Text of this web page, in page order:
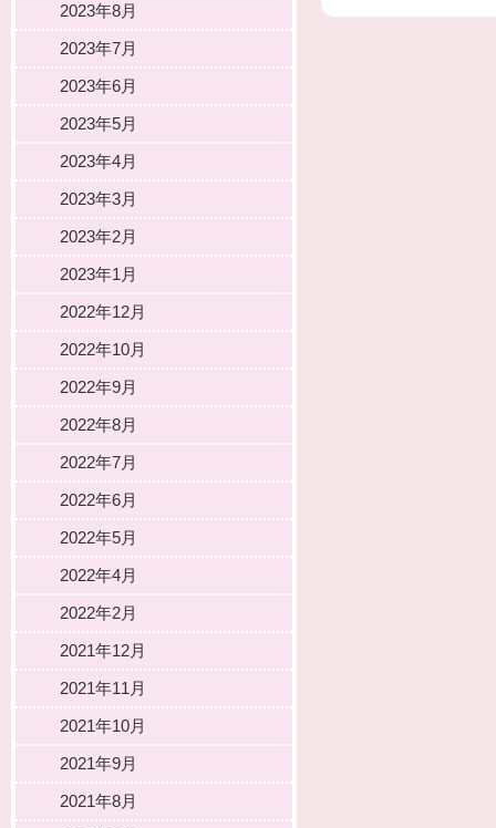
2023年8月
2023年7月
2023年6月
2023年5月
2023年4月
2023年3月
2023年2月
2023年1月
2022年12月
2022年10月
2022年9月
2022年8月
2022年7月
2022年6月
2022年5月
2022年4月
2022年2月
2021年12月
2021年11月
2021年10月
2021年9月
2021年8月